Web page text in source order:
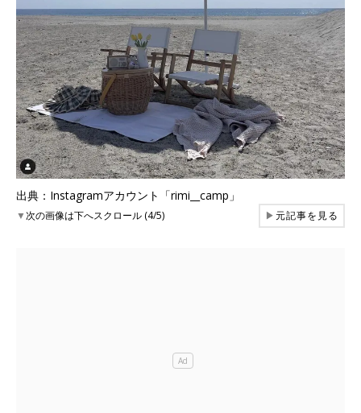
出典：Instagramアカウント「rimi__camp」
▼次の画像は下へスクロール (4/5) ▶元記事を見る